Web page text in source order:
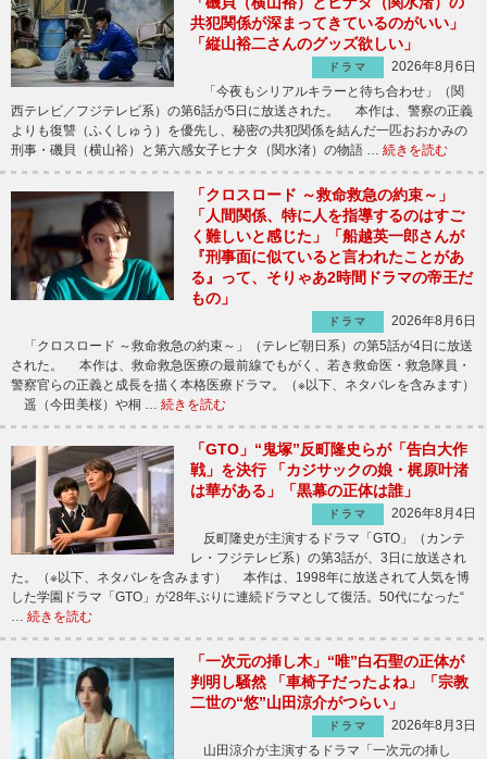
共犯関係が深まってきているのがいい」
「縦山裕二さんのグッズ欲しい」
ドラマ
2026年8月6日
「今夜もシリアルキラーと待ち合わせ」（関
西テレビ／フジテレビ系）の第6話が5日に放送された。 本作は、警察の正義
よりも復讐（ふくしゅう）を優先し、秘密の共犯関係を結んだ一匹おおかみの
刑事・磯貝（横山裕）と第六感女子ヒナタ（関水渚）の物語 … 続きを読む
「クロスロード ～救命救急の約束～」
「人間関係、特に人を指導するのはすご
く難しいと感じた」「船越英一郎さんが
『刑事面に似ていると言われたことがあ
る』って、そりゃあ2時間ドラマの帝王だ
もの」
ドラマ
2026年8月6日
「クロスロード ～救命救急の約束～」（テレビ朝日系）の第5話が4日に放送
された。 本作は、救命救急医療の最前線でもがく、若き救命医・救急隊員・
警察官らの正義と成長を描く本格医療ドラマ。（※以下、ネタバレを含みます）
遥（今田美桜）や桐 … 続きを読む
「GTO」“鬼塚”反町隆史らが「告白大作
戦」を決行 「カジサックの娘・梶原叶渚
は華がある」「黒幕の正体は誰」
ドラマ
2026年8月4日
反町隆史が主演するドラマ「GTO」（カンテ
レ・フジテレビ系）の第3話が、3日に放送され
た。（※以下、ネタバレを含みます） 本作は、1998年に放送されて人気を博
した学園ドラマ「GTO」が28年ぶりに連続ドラマとして復活。50代になった“
… 続きを読む
「一次元の挿し木」“唯”白石聖の正体が
判明し騒然 「車椅子だったよね」「宗教
二世の“悠”山田涼介がつらい」
ドラマ
2026年8月3日
山田涼介が主演するドラマ「一次元の挿し